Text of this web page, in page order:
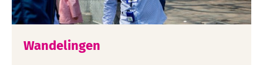
Wandelingen